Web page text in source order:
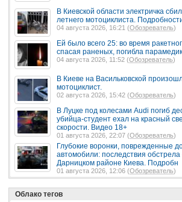
В Киевской области электричка
летнего мотоциклиста.
04 августа 2026, 16:21 (Обозреватель)
Ей было всего 25: во время
спасая раненых, погибла
04 августа 2026, 11:52 (Обозреватель)
В Киеве на Васильковской
мотоциклист.
02 августа 2026, 15:42 (Обозреватель)
В Луцке под колесами Audi погиб
убийца-студент ехал на красный
скорости. Видео 18+
01 августа 2026, 22:07 (Обозреватель)
Глубокие воронки, поврежденные
автомобили: последствия
Дарницком районе Киева. Подробн
01 августа 2026, 12:06 (Обозреватель)
Облако тегов